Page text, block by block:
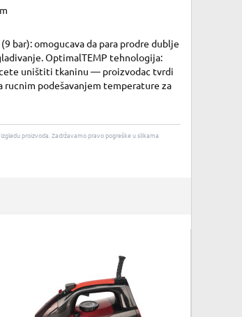
bar): omogucava da para prodre dublje
OptimalTEMP tehnologija:
uništiti tkaninu — proizvodac tvrdi
rucnim podešavanjem temperature za
proizvoda. Zadržavamo pravo pogreške u slikama